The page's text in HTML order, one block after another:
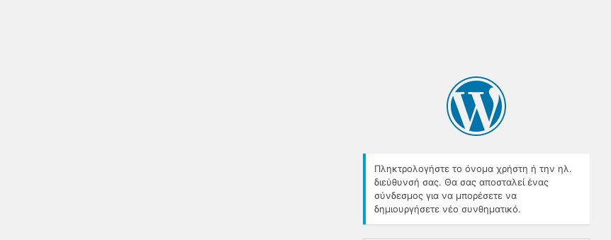
Πληκτρολογήστε το όνομα χρήστη ή την ηλ.
διεύθυνσή σας. Θα σας αποσταλεί ένας
σύνδεσμος για να μπορέσετε να
δημιουργήσετε νέο συνθηματικό.